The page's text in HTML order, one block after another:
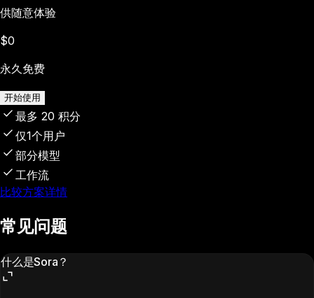
供随意体验
$0
永久免费
开始使用
最多 20 积分
仅1个用户
部分模型
工作流
比较方案详情
常见问题
什么是Sora？